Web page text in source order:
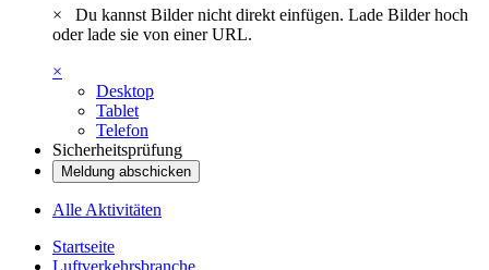
×
Du kannst Bilder nicht direkt einfügen. Lade Bilder hoch
oder lade sie von einer URL.
×
Desktop
Tablet
Telefon
Sicherheitsprüfung
Meldung abschicken
Alle Aktivitäten
Startseite
Luftverkehrsbranche